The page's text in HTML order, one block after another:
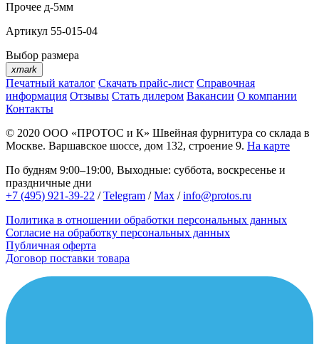
Прочее д-5мм
Артикул 55-015-04
Выбор размера
xmark
Печатный каталог Скачать прайс-лист Справочная
информация Отзывы Стать дилером Вакансии О компании
Контакты
© 2020 ООО «ПРОТОС и К» Швейная фурнитура со склада в
Москве. Варшавское шоссе, дом 132, строение 9. На карте
По будням 9:00–19:00, Выходные: суббота, воскресенье и
праздничные дни
+7 (495) 921-39-22 /Telegram /Max /info@protos.ru
Политика в отношении обработки персональных данных
Согласие на обработку персональных данных
Публичная оферта
Договор поставки товара